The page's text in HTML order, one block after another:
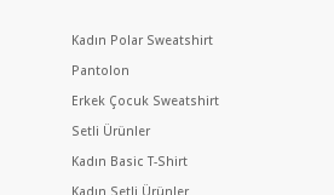
Kadın Polar Sweatshirt
Pantolon
Erkek Çocuk Sweatshirt
Setli Ürünler
Kadın Basic T-Shirt
Kadın Setli Ürünler